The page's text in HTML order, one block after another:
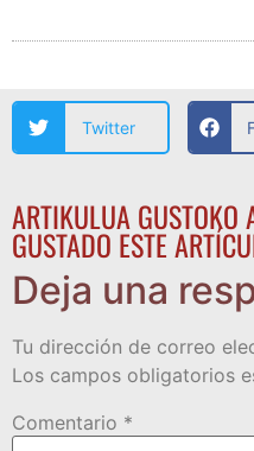
Twitter
ARTIKULUA
GUSTADO ESTE
Deja una
Tu dirección de correo
Los campos obligatorios
Comentario *